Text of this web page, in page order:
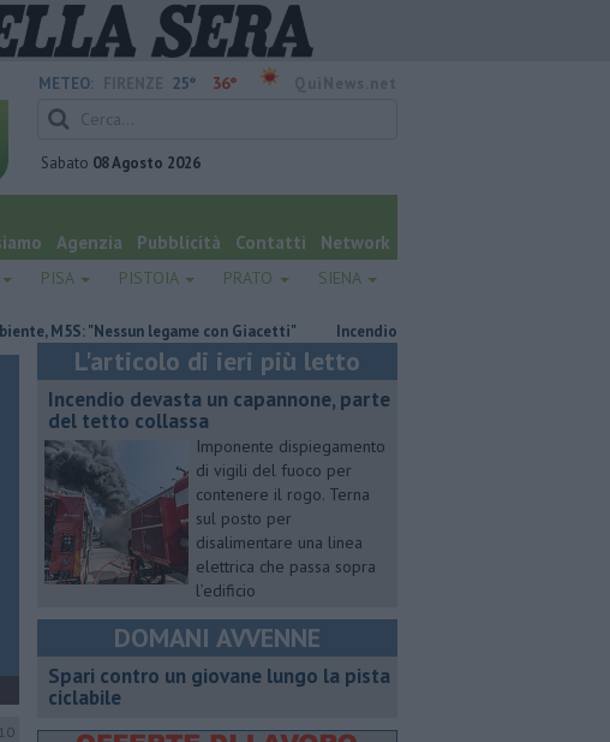
METEO: 25° 36°
Sabato 08 Agosto 2026
Agenzia Pubblicità Contatti Network
PISA PISTOIA PRATO SIENA
"Nessun legame con Giacetti" Incendio devasta un capannone, parte del
L'articolo di ieri più letto
Incendio devasta un capannone, parte
del tetto collassa
Imponente dispiegamento
di vigili del fuoco per
contenere il rogo. Terna
sul posto per
disalimentare una linea
elettrica che passa sopra
l’edificio
DOMANI AVVENNE
Spari contro un giovane lungo la pista
ciclabile